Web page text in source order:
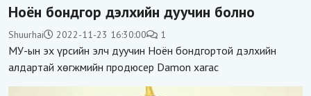
Ноён бондгор дэлхийн дуучин болно
Shuurhai 2022-11-23 16:30:00 1
МУ-ын эх үрсийн элч дуучин Ноён бондгортой дэлхийн
алдартай хөгжмийн продюсер Damon хагас